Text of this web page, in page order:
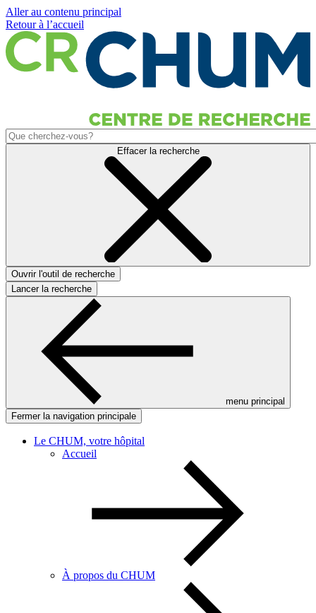
Aller au contenu principal
Retour à l’accueil
Effacer la recherche
Ouvrir l'outil de recherche
Lancer la recherche
menu principal
Fermer la navigation principale
Le CHUM, votre hôpital
Accueil
À propos du CHUM